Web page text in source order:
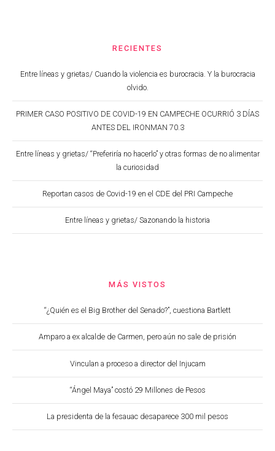
RECIENTES
Entre líneas y grietas/ Cuando la violencia es burocracia. Y la burocracia
olvido.
PRIMER CASO POSITIVO DE COVID-19 EN CAMPECHE OCURRIÓ 3 DÍAS
ANTES DEL IRONMAN 70.3
Entre líneas y grietas/ “Preferiría no hacerlo” y otras formas de no alimentar
la curiosidad
Reportan casos de Covid-19 en el CDE del PRI Campeche
Entre líneas y grietas/ Sazonando la historia
MÁS VISTOS
“¿Quién es el Big Brother del Senado?”, cuestiona Bartlett
Amparo a ex alcalde de Carmen, pero aún no sale de prisión
Vinculan a proceso a director del Injucam
“Ángel Maya” costó 29 Millones de Pesos
La presidenta de la fesauac desaparece 300 mil pesos